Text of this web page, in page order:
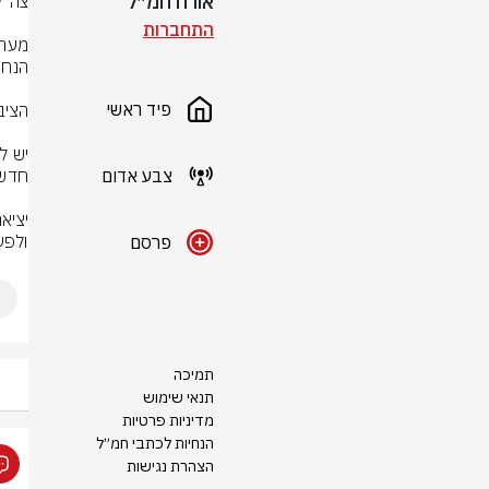
התחברות
פיד ראשי
צבע אדום
פרסם
תמיכה
תנאי שימוש
מדיניות פרטיות
הנחיות לכתבי חמ״ל
הצהרת נגישות